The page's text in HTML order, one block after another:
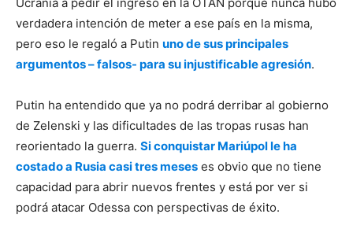
verdadera intención de meter a ese país en la misma,
pero eso le regaló a Putin uno de sus principales
argumentos – falsos- para su injustificable agresión.
Putin ha entendido que ya no podrá derribar al gobierno
de Zelenski y las dificultades de las tropas rusas han
reorientado la guerra. Si conquistar Mariúpol le ha
costado a Rusia casi tres meses es obvio que no tiene
capacidad para abrir nuevos frentes y está por ver si
podrá atacar Odessa con perspectivas de éxito.